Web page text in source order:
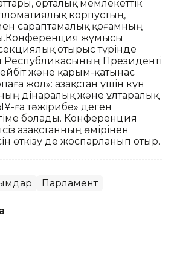
орталық мемлекеттік
корпустың,
сараптамалық қоғамның
жұмысы
отырыс түрінде
Республикасының Президенті
және қарым-қатынас
жол»: Қазақстан үшін күн
дінаралық және ұлтаралық
ға тәжірибе» деген
болады. Конференция
Қазақстанның өмірінен
өткізу де жоспарланып отыр.
Парламент